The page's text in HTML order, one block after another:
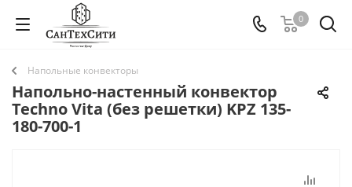
0
Напольные конвекторы
Напольно-настенный конвектор
Techno Vita (без решетки) KPZ 135-
180-700-1